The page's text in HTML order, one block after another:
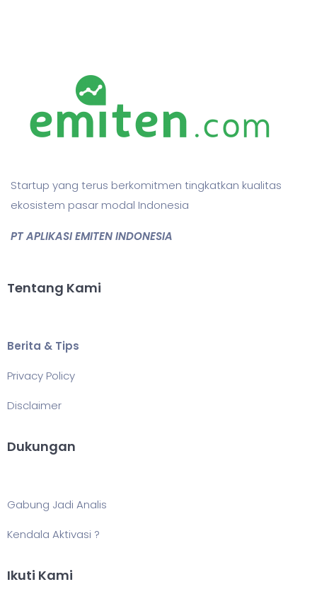
Startup yang terus berkomitmen tingkatkan kualitas
ekosistem pasar modal Indonesia
PT APLIKASI EMITEN INDONESIA
Tentang Kami
Berita & Tips
Privacy Policy
Disclaimer
Dukungan
Gabung Jadi Analis
Kendala Aktivasi ?
Ikuti Kami